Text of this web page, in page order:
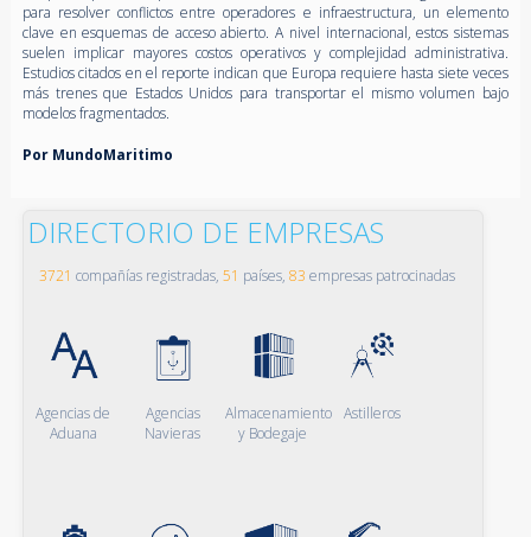
para resolver conflictos entre operadores e infraestructura, un elemento
clave en esquemas de acceso abierto. A nivel internacional, estos sistemas
suelen implicar mayores costos operativos y complejidad administrativa.
Estudios citados en el reporte indican que Europa requiere hasta siete veces
más trenes que Estados Unidos para transportar el mismo volumen bajo
modelos fragmentados.
Por MundoMaritimo
DIRECTORIO DE EMPRESAS
3721 compañías registradas, 51 países, 83 empresas patrocinadas
Agencias de
Aduana
Agencias
Navieras
Almacenamiento
y Bodegaje
Astilleros